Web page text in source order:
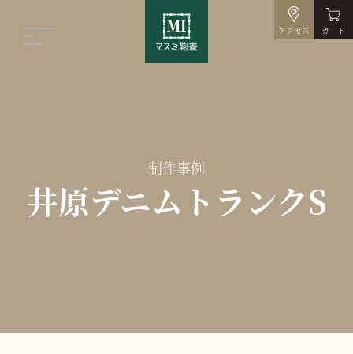
アクセス カート
制作事例
井原デニムトランクS